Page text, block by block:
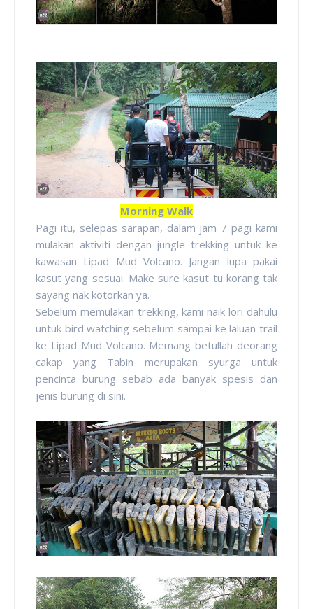
Morning Walk
Pagi itu, selepas sarapan, dalam jam 7 pagi kami
mulakan aktiviti dengan jungle trekking untuk ke
kawasan Lipad Mud Volcano. Jangan lupa pakai
kasut yang sesuai. Make sure kasut tu korang tak
sayang nak kotorkan ya.
Sebelum memulakan trekking, kami naik lori dahulu
untuk bird watching sebelum sampai ke laluan trail
ke Lipad Mud Volcano. Memang betullah deorang
cakap yang Tabin merupakan syurga untuk
pencinta burung sebab ada banyak spesis dan
jenis burung di sini.